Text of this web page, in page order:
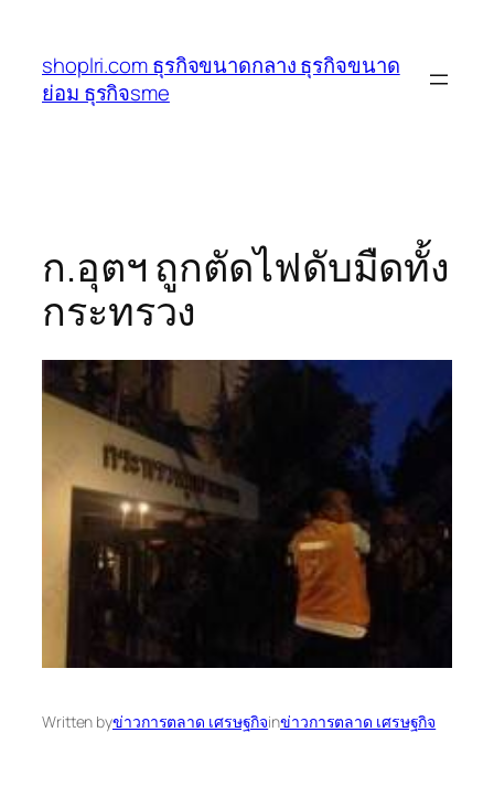
เนื้อหา
shoplri.com ธุรกิจขนาดกลาง ธุรกิจขนาด
ย่อม ธุรกิจsme
ก.อุตฯ ถูกตัดไฟดับมืดทั้ง
กระทรวง
Written byข่าวการตลาด เศรษฐกิจinข่าวการตลาด เศรษฐกิจ